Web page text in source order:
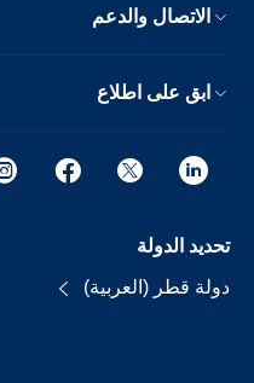
الاتصال والدعم
ابق على اطلاع
تحديد الدولة
دولة قطر (العربية)